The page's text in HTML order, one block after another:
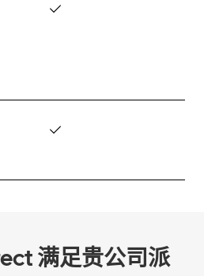
✓
✓
满足贵公司派